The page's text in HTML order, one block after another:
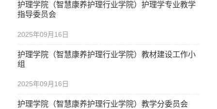
护理学院（智慧康养护理行业学院）护理学专业教学
指导委员会
2025年09月16日
护理学院（智慧康养护理行业学院）教材建设工作小
组
2025年09月16日
护理学院（智慧康养护理行业学院）教学分委员会